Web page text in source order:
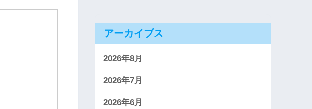
アーカイブス
2026年8月
2026年7月
2026年6月